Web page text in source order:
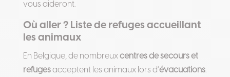
vous aideront.
Où aller ? Liste de refuges accueillant
les animaux
En Belgique, de nombreuxcentres de secours et
refugesacceptent les animaux lors d’évacuations.